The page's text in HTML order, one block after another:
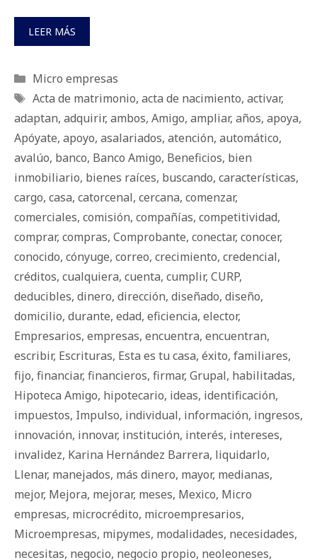
LEER MÁS
Categorías
Micro empresas
Etiquetas
Acta de matrimonio, acta de nacimiento, activar,
adaptan, adquirir, ambos, Amigo, ampliar, años, apoya,
Apóyate, apoyo, asalariados, atención, automático,
avalúo, banco, Banco Amigo, Beneficios, bien
inmobiliario, bienes raíces, buscando, características,
cargo, casa, catorcenal, cercana, comenzar,
comerciales, comisión, compañías, competitividad,
comprar, compras, Comprobante, conectar, conocer,
conocido, cónyuge, correo, crecimiento, credencial,
créditos, cualquiera, cuenta, cumplir, CURP,
deducibles, dinero, dirección, diseñado, diseño,
domicilio, durante, edad, eficiencia, elector,
Empresarios, empresas, encuentra, encuentran,
escribir, Escrituras, Esta es tu casa, éxito, familiares,
fijo, financiar, financieros, firmar, Grupal, habilitadas,
Hipoteca Amigo, hipotecario, ideas, identificación,
impuestos, Impulso, individual, información, ingresos,
innovación, innovar, institución, interés, intereses,
invalidez, Karina Hernández Barrera, liquidarlo,
Llenar, manejados, más dinero, mayor, medianas,
mejor, Mejora, mejorar, meses, Mexico, Micro
empresas, microcrédito, microempresarios,
Microempresas, mipymes, modalidades, necesidades,
necesitas, negocio, negocio propio, neoleoneses,